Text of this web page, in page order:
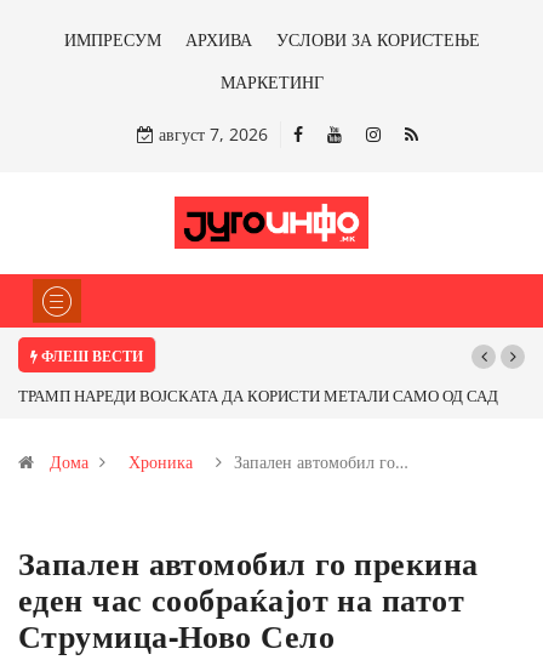
ИМПРЕСУМ АРХИВА
УСЛОВИ ЗА КОРИСТЕЊЕ
МАРКЕТИНГ
август 7, 2026
ФЛЕШ ВЕСТИ
ТРАМП НАРЕДИ ВОЈСКАТА ДА КОРИСТИ МЕТАЛИ САМО ОД САД
Иловица и со антимонот?
Дома Хроника Запален автомобил го…
Запален автомобил го прекина
еден час сообраќајот на патот
Струмица-Ново Село